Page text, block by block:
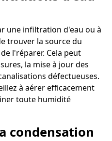
une infiltration d'eau ou à
trouver la source du
l'réparer. Cela peut
la mise à jour des
défectueuses.
à aérer efficacement
toute humidité
condensation